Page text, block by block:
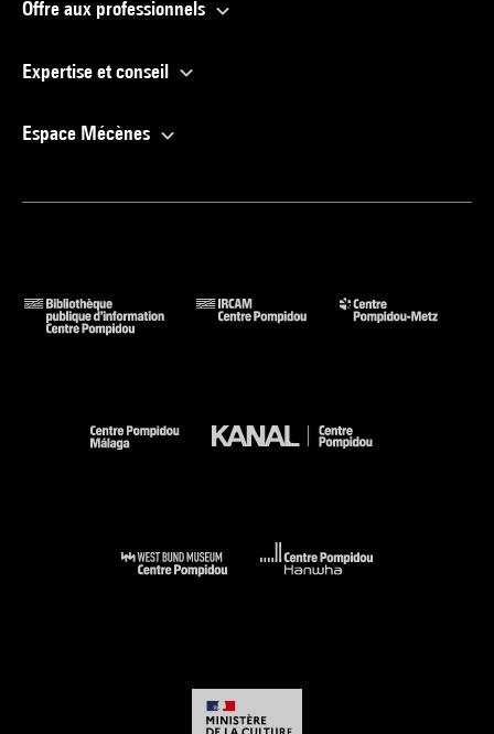
Offre aux professionnels
Expertise et conseil
Espace Mécènes